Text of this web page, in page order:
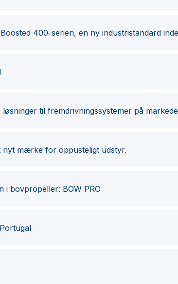
400-serien, en ny industristandard
til fremdrivningssystemer på
nyt mærke for oppusteligt udstyr.
i bovpropeller: BOW PRO